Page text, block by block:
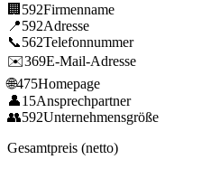
🏢 592Firmenname
📍592Adresse
📞562Telefonnummer
✉️369E-Mail-Adresse
🌐475Homepage
👤15Ansprechpartner
👥592Unternehmensgröße
Gesamtpreis (netto)